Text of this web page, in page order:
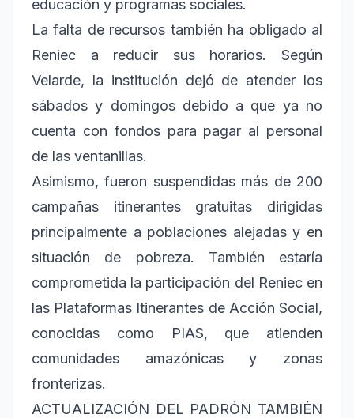
educación y programas sociales.
La falta de recursos también ha obligado al
Reniec a reducir sus horarios. Según
Velarde, la institución dejó de atender los
sábados y domingos debido a que ya no
cuenta con fondos para pagar al personal
de las ventanillas.
Asimismo, fueron suspendidas más de 200
campañas itinerantes gratuitas dirigidas
principalmente a poblaciones alejadas y en
situación de pobreza. También estaría
comprometida la participación del Reniec en
las Plataformas Itinerantes de Acción Social,
conocidas como PIAS, que atienden
comunidades amazónicas y zonas
fronterizas.
ACTUALIZACIÓN DEL PADRÓN TAMBIÉN